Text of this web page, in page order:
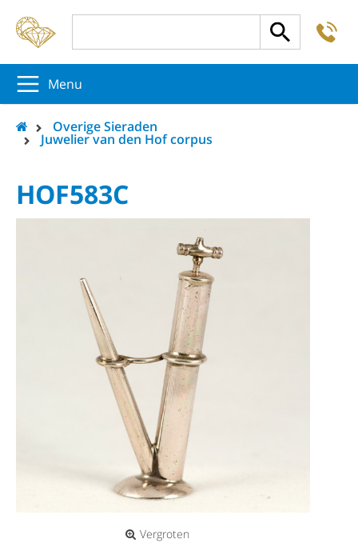
Menu
Overige Sieraden
Juwelier van den Hof corpus
HOF583C
Vergroten